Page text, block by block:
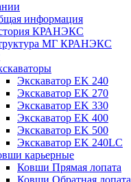
информация
КРАНЭКС
МГ КРАНЭКС
Экскаватор EK 240
Экскаватор EK 270
Экскаватор EK 330
Экскаватор EK 400
Экскаватор EK 500
Экскаватор EK 240LC
карьерные
Ковши Прямая лопата
Ковши Обратная лопата